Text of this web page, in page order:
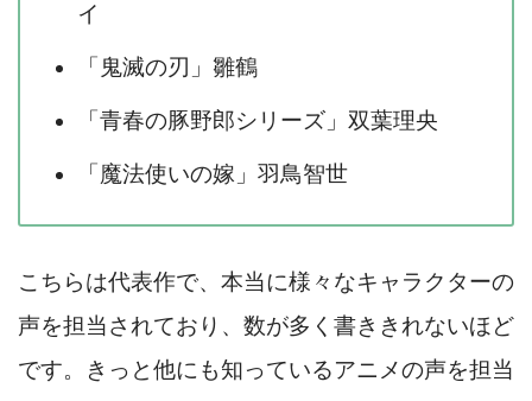
イ
「鬼滅の刃」雛鶴
「青春の豚野郎シリーズ」双葉理央
「魔法使いの嫁」羽鳥智世
こちらは代表作で、本当に様々なキャラクターの
声を担当されており、数が多く書ききれないほど
です。きっと他にも知っているアニメの声を担当